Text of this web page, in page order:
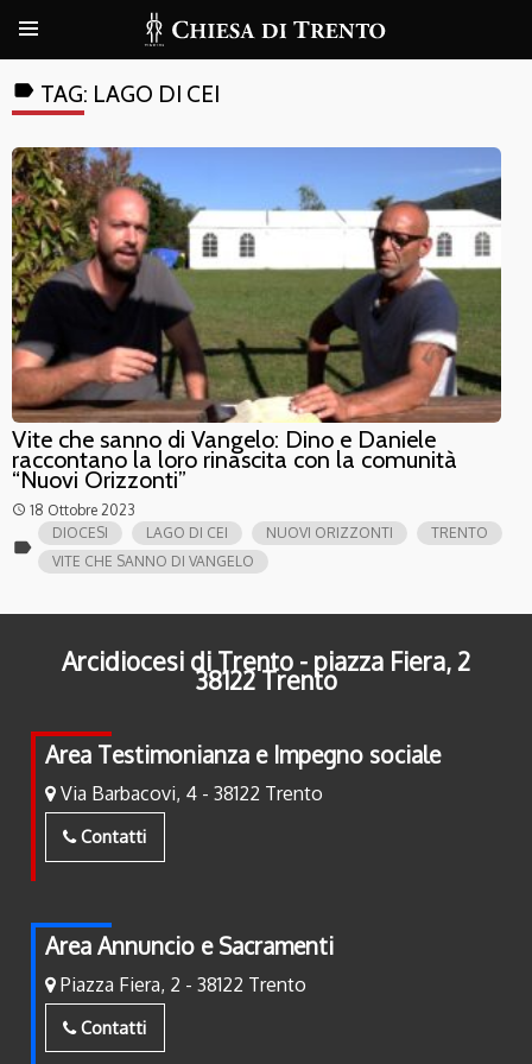
label TAG: LAGO DI CEI
Vite che sanno di Vangelo: Dino e Daniele
raccontano la loro rinascita con la comunità
“Nuovi Orizzonti”
access_time 18 Ottobre 2023
label
DIOCESI LAGO DI CEI NUOVI ORIZZONTI
TRENTO
VITE CHE SANNO DI VANGELO
Arcidiocesi di Trento - piazza Fiera, 2
38122 Trento
Area Testimonianza e Impegno sociale
Via Barbacovi, 4 - 38122 Trento
Contatti
Area Annuncio e Sacramenti
Piazza Fiera, 2 - 38122 Trento
Contatti